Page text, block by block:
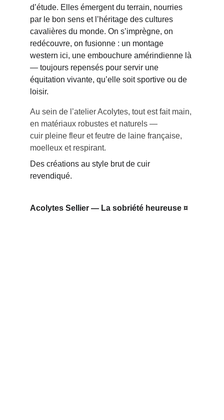
d’étude. Elles émergent du terrain, nourries
par le bon sens et l’héritage des cultures
cavalières du monde. On s’imprègne, on
redécouvre, on fusionne : un montage
western ici, une embouchure amérindienne là
— toujours repensés pour servir une
équitation vivante, qu’elle soit sportive ou de
loisir.
Au sein de l’atelier Acolytes, tout est fait main,
en matériaux robustes et naturels —
cuir pleine fleur et feutre de laine française,
moelleux et respirant.
Des créations au style brut de cuir
revendiqué.
Acolytes Sellier — La sobriété heureuse ¤